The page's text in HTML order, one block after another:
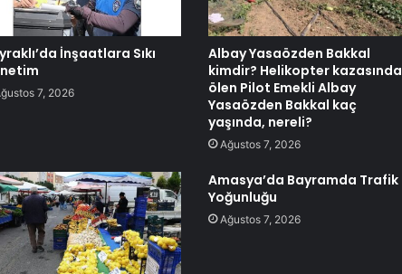
İnşaatlara Sıkı
7, 2026
Albay Yasaözden Bakkal
kimdir? Helikopter kazasında
ölen Pilot Emekli Albay
Yasaözden Bakkal kaç
yaşında, nereli?
Ağustos 7, 2026
Amasya’da Bayramda Trafik
Yoğunluğu
Ağustos 7, 2026